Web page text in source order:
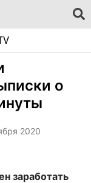
о
2020
заработать